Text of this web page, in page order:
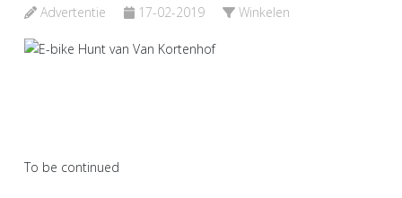
Advertentie 17-02-2019 Winkelen
To be continued